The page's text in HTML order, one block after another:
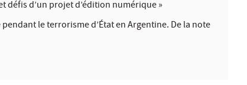
défis d’un projet d’édition numérique »
le terrorisme d’État en Argentine. De la note